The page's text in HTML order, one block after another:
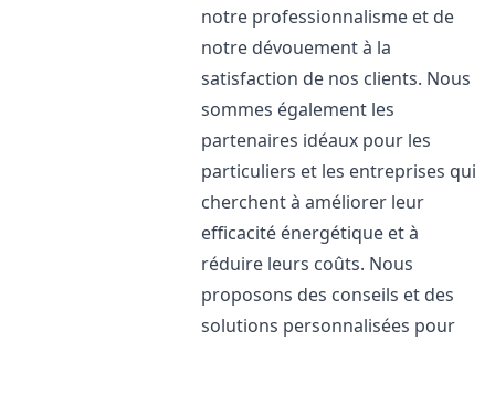
notre professionnalisme et de
notre dévouement à la
satisfaction de nos clients. Nous
sommes également les
partenaires idéaux pour les
particuliers et les entreprises qui
cherchent à améliorer leur
efficacité énergétique et à
réduire leurs coûts. Nous
proposons des conseils et des
solutions personnalisées pour